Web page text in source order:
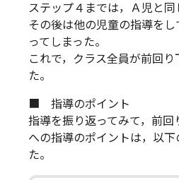
ステップ４までは，Ａ児と同
その後は他の児童の指導を
ってしまった。
これで，クラス全員が前回
た。
■ 指導のポイント
指導を振り返ってみて，前
への指導のポイントは，以
た。